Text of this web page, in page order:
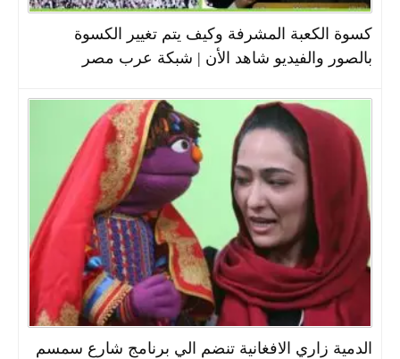
كسوة الكعبة المشرفة وكيف يتم تغيير الكسوة
بالصور والفيديو شاهد الأن | شبكة عرب مصر
الدمية زاري الافغانية تنضم الي برنامج شارع سمسم